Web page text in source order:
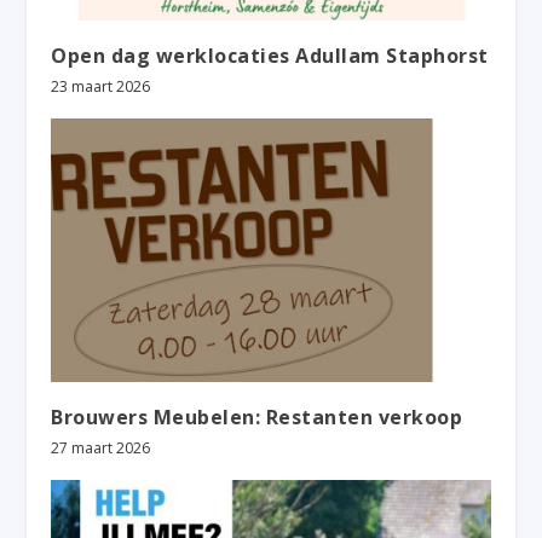
Open dag werklocaties Adullam Staphorst
23 maart 2026
Brouwers Meubelen: Restanten verkoop
27 maart 2026